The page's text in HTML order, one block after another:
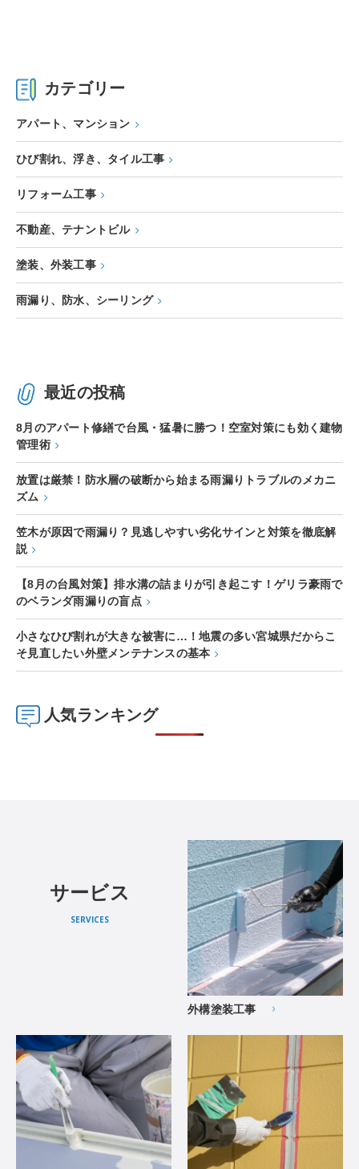
カテゴリー
アパート、マンション
ひび割れ、浮き、タイル工事
リフォーム工事
不動産、テナントビル
塗装、外装工事
雨漏り、防水、シーリング
最近の投稿
8月のアパート修繕で台風・猛暑に勝つ！空室対策にも効く建物
管理術
放置は厳禁！防水層の破断から始まる雨漏りトラブルのメカニ
ズム
笠木が原因で雨漏り？見逃しやすい劣化サインと対策を徹底解
説
【8月の台風対策】排水溝の詰まりが引き起こす！ゲリラ豪雨で
のベランダ雨漏りの盲点
小さなひび割れが大きな被害に…！地震の多い宮城県だからこ
そ見直したい外壁メンテナンスの基本
人気ランキング
サービス
SERVICES
外構塗装工事